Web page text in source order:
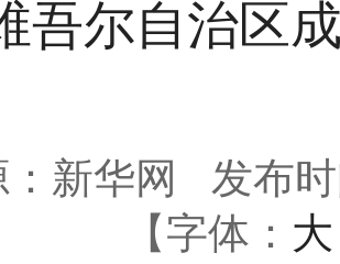
吾尔自治区
新华网
发布
【字体： 大